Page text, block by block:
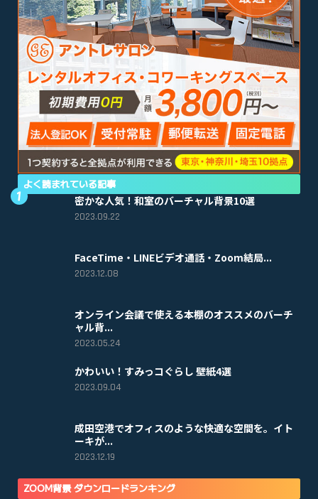
よく読まれている記事
密かな人気！和室のバーチャル背景10選
2023.09.22
FaceTime・LINEビデオ通話・Zoom結局...
2023.12.08
オンライン会議で使える本棚のオススメのバーチ
ャル背...
2023.05.24
かわいい！すみっコぐらし 壁紙4選
2023.09.04
成田空港でオフィスのような快適な空間を。イト
ーキが...
2023.12.19
ZOOM背景 ダウンロードランキング